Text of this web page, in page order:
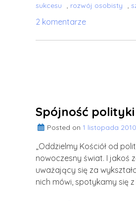
sukcesu
, rozwój osobisty ,
2 komentarzedo
Spójność polityki
Posted on 1 listopada 2010
„Oddzielmy Kościół od
nowoczesny świat. I jakoś
uważający się za
nich mówi, spotykamy się